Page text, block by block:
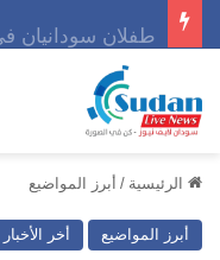
الرئيسية / أبرز المواضيع
أبرز المواضيع أخر الأخبار